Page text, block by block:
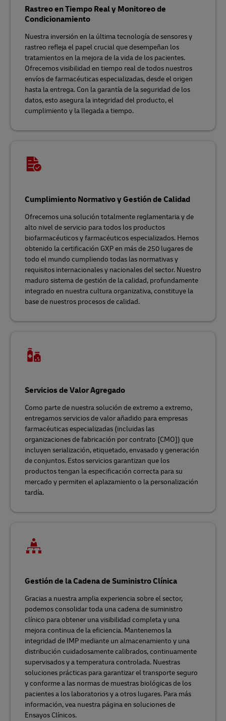
Rastreo en Tiempo Real y Monitoreo de
Condicionamiento
Nuestra inversión en la última tecnología de sensores y
rastreo refleja el papel crucial que desempeñan los
tratamientos en la mejora de la vida de los pacientes.
Ofrecemos visibilidad en tiempo real de todos nuestros
envíos de farmacéuticas especializadas, desde el origen
hasta la entrega. Con la garantía de la seguridad de los
datos, esto asegura la integridad del producto, el
cumplimiento y la llegada a tiempo.
Cumplimiento Normativo y Gestión de Calidad
Ofrecemos una solución totalmente reglamentaria y de
alto nivel de servicio para todos los productos
biofarmacéuticos y farmacéuticos especializados. Hemos
obtenido la certificación GXP en más de 250 lugares de
todo el mundo cumpliendo todas las normativas y
requisitos internacionales y nacionales del sector. Nuestro
maduro sistema de gestión de la calidad, profundamente
integrado en nuestra cultura organizativa, constituye la
base de nuestros procesos de calidad.
Servicios de Valor Agregado
Como parte de nuestra solución de extremo a extremo,
entregamos servicios de valor añadido para empresas
farmacéuticas especializadas (incluidas las
organizaciones de fabricación por contrato [CMO]) que
incluyen serialización, etiquetado, envasado y generación
de conjuntos. Estos servicios garantizan que los
productos tengan la especificación correcta para su
mercado y permiten el aplazamiento o la personalización
tardía.
Gestión de la Cadena de Suministro Clínica
Gracias a nuestra amplia experiencia sobre el sector,
podemos consolidar toda una cadena de suministro
clínico para obtener una visibilidad completa y una
mejora continua de la eficiencia. Mantenemos la
integridad de IMP mediante un almacenamiento y una
distribución cuidadosamente calibrados, continuamente
supervisados y a temperatura controlada. Nuestras
soluciones prácticas para garantizar el transporte seguro
y conforme a las normas de muestras biológicas de los
pacientes a los laboratorios y a otros lugares. Para más
información, vea nuestra página en soluciones de
Ensayos Clínicos.